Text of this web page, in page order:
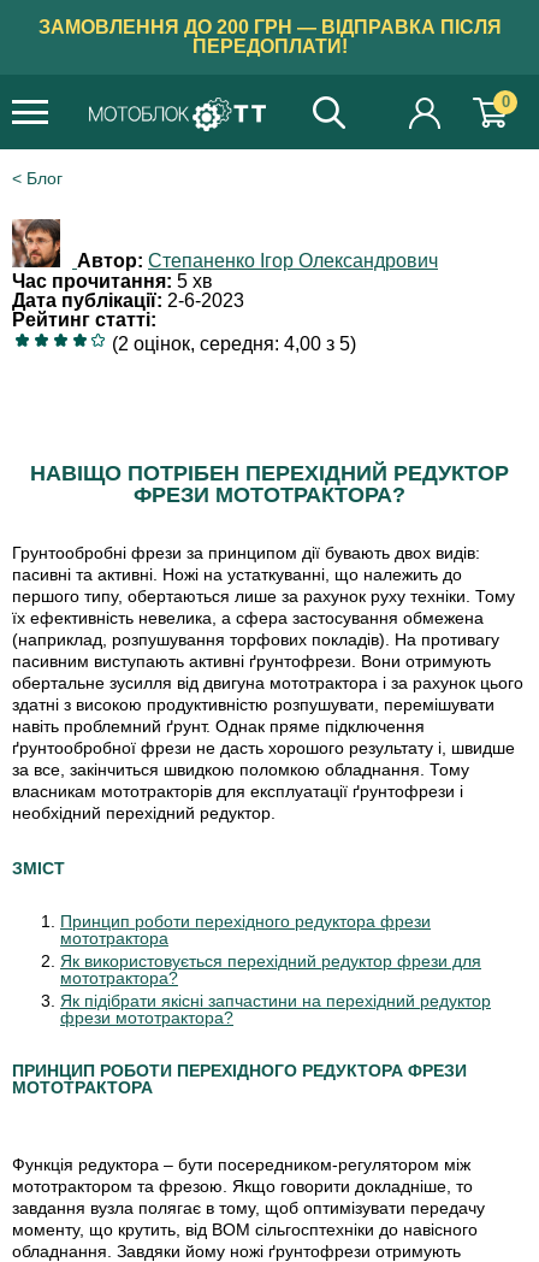
ЗАМОВЛЕННЯ ДО 200 ГРН — ВІДПРАВКА ПІСЛЯ
ПЕРЕДОПЛАТИ!
0
Блог
Автор: Степаненко Ігор Олександрович
Час прочитання: 5 хв
Дата публікації: 2-6-2023
Рейтинг статті:
(2 оцінок, середня: 4,00 з 5)
НАВІЩО ПОТРІБЕН ПЕРЕХІДНИЙ РЕДУКТОР
ФРЕЗИ МОТОТРАКТОРА?
Грунтообробні фрези за принципом дії бувають двох видів:
пасивні та активні. Ножі на устаткуванні, що належить до
першого типу, обертаються лише за рахунок руху техніки. Тому
їх ефективність невелика, а сфера застосування обмежена
(наприклад, розпушування торфових покладів). На противагу
пасивним виступають активні ґрунтофрези. Вони отримують
обертальне зусилля від двигуна мототрактора і за рахунок цього
здатні з високою продуктивністю розпушувати, перемішувати
навіть проблемний ґрунт. Однак пряме підключення
ґрунтообробної фрези не дасть хорошого результату і, швидше
за все, закінчиться швидкою поломкою обладнання. Тому
власникам мототракторів для експлуатації ґрунтофрези і
необхідний перехідний редуктор.
ЗМІСТ
Принцип роботи перехідного редуктора фрези
мототрактора
Як використовується перехідний редуктор фрези для
мототрактора?
Як підібрати якісні запчастини на перехідний редуктор
фрези мототрактора?
ПРИНЦИП РОБОТИ ПЕРЕХІДНОГО РЕДУКТОРА ФРЕЗИ
МОТОТРАКТОРА
Функція редуктора – бути посередником-регулятором між
мототрактором та фрезою. Якщо говорити докладніше, то
завдання вузла полягає в тому, щоб оптимізувати передачу
моменту, що крутить, від ВОМ сільгосптехніки до навісного
обладнання. Завдяки йому ножі ґрунтофрези отримують